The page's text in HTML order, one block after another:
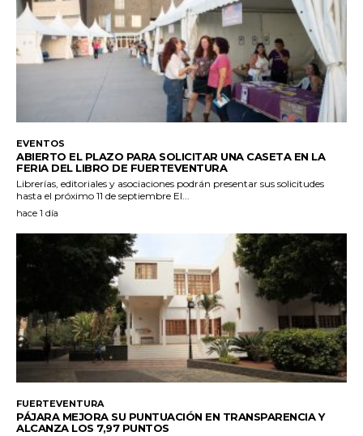
EVENTOS
ABIERTO EL PLAZO PARA SOLICITAR UNA CASETA EN LA
FERIA DEL LIBRO DE FUERTEVENTURA
Librerías, editoriales y asociaciones podrán presentar sus solicitudes
hasta el próximo 11 de septiembre El...
hace 1 día
FUERTEVENTURA
PÁJARA MEJORA SU PUNTUACIÓN EN TRANSPARENCIA Y
ALCANZA LOS 7,97 PUNTOS